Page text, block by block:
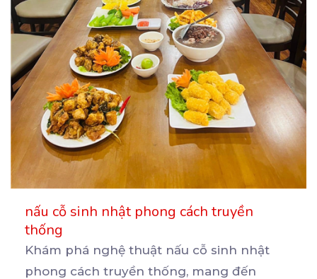
nấu cỗ sinh nhật phong cách truyền
thống
Khám phá nghệ thuật nấu cỗ sinh nhật
phong cách truyền thống, mang đến